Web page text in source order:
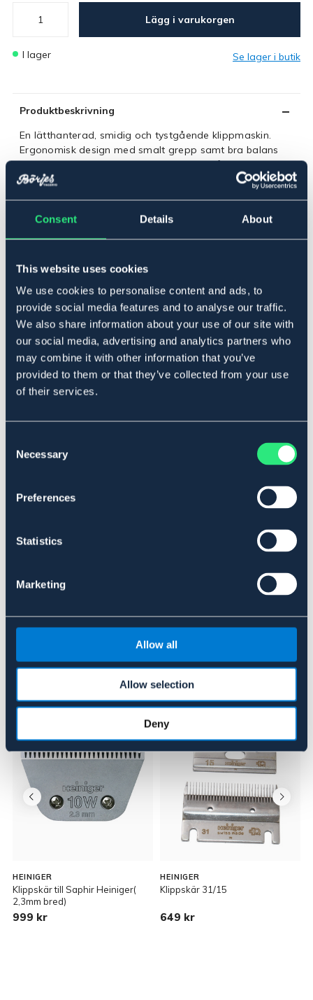
Consent Details About
This website uses cookies
We use cookies to personalise content and ads, to
provide social media features and to analyse our traffic.
We also share information about your use of our site with
our social media, advertising and analytics partners who
may combine it with other information that you’ve
provided to them or that they’ve collected from your use
of their services.
Selection
Necessary
Preferences
Statistics
Marketing
Allow all
Allow selection
Deny
Lägg i varukorgen
I lager Se lager i butik
Produktbeskrivning
En lätthanterad, smidig och tystgående klippmaskin.
Ergonomisk design med smalt grepp samt bra balans
gör att du klipper lätt och effektivt. Tystgående med 200
W magnetmotor. Vikt: 1250 g.
Art.nr. 5660
Recensioner
Om varumärket
Relaterade produkter
Liknande produkter
HEINIGER
Klippskär till Saphir Heiniger(
2,3mm bred)
999 kr
HEINIGER
Klippskär 31/15
649 kr